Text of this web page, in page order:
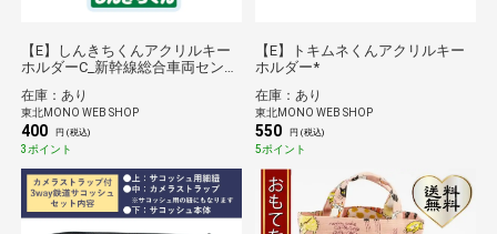
【E】しんきちくんアクリルキー
ホルダーC_新幹線総合車両センタ
在庫：あり
東北MONO WEB SHOP
400 円 (税込)
3ポイント
【E】トキムネくんアクリルキー
ホルダー*
在庫：あり
東北MONO WEB SHOP
550 円 (税込)
5ポイント